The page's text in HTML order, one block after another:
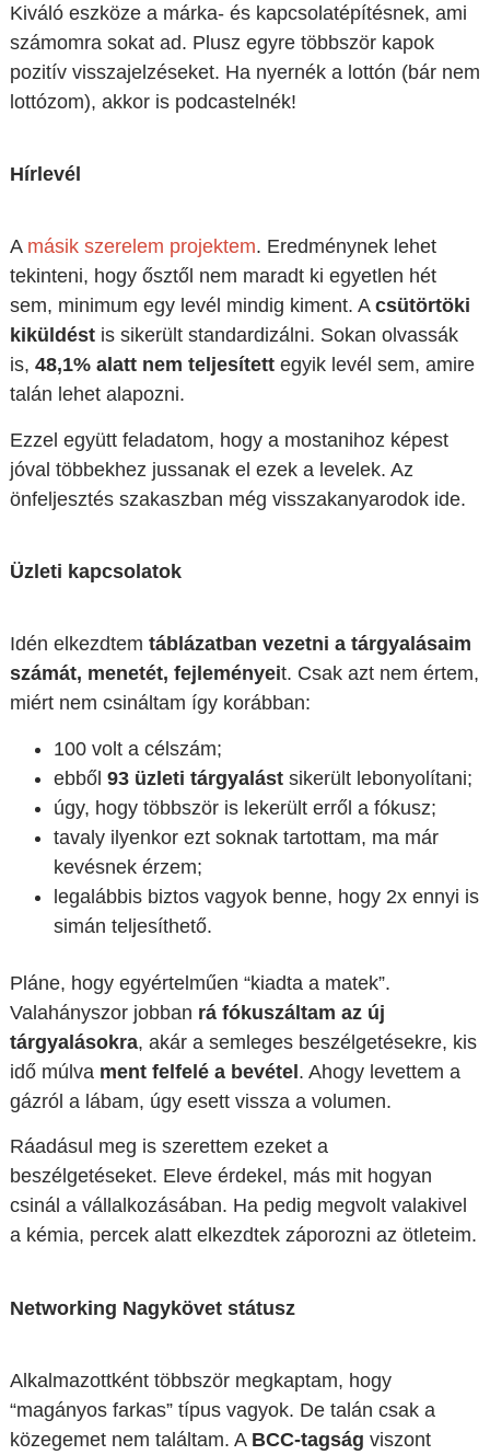
Kiváló eszköze a márka- és kapcsolatépítésnek, ami
számomra sokat ad. Plusz egyre többször kapok
pozitív visszajelzéseket. Ha nyernék a lottón (bár nem
lottózom), akkor is podcastelnék!
Hírlevél
A másik szerelem projektem. Eredménynek lehet
tekinteni, hogy ősztől nem maradt ki egyetlen hét
sem, minimum egy levél mindig kiment. A csütörtöki
kiküldéstis sikerült standardizálni. Sokan olvassák
is, 48,1% alatt nem teljesítettegyik levél sem, amire
talán lehet alapozni.
Ezzel együtt feladatom, hogy a mostanihoz képest
jóval többekhez jussanak el ezek a levelek. Az
önfeljesztés szakaszban még visszakanyarodok ide.
Üzleti kapcsolatok
Idén elkezdtem táblázatban vezetni a tárgyalásaim
számát, menetét, fejleményeit. Csak azt nem értem,
miért nem csináltam így korábban:
100 volt a célszám;
ebből 93 üzleti tárgyalástsikerült lebonyolítani;
úgy, hogy többször is lekerült erről a fókusz;
tavaly ilyenkor ezt soknak tartottam, ma már
kevésnek érzem;
legalábbis biztos vagyok benne, hogy 2x ennyi is
simán teljesíthető.
Pláne, hogy egyértelműen “kiadta a matek”.
Valahányszor jobban rá fókuszáltam az új
tárgyalásokra, akár a semleges beszélgetésekre, kis
idő múlva ment felfelé a bevétel. Ahogy levettem a
gázról a lábam, úgy esett vissza a volumen.
Ráadásul meg is szerettem ezeket a
beszélgetéseket. Eleve érdekel, más mit hogyan
csinál a vállalkozásában. Ha pedig megvolt valakivel
a kémia, percek alatt elkezdtek záporozni az ötleteim.
Networking Nagykövet státusz
Alkalmazottként többször megkaptam, hogy
“magányos farkas” típus vagyok. De talán csak a
közegemet nem találtam. A BCC-tagság viszont